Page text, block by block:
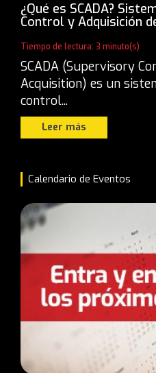
¿Qué es SCADA?
Control y Adquisición
Tiempo de lectura: 3 minuto(s)
SCADA (Supervisory
Acquisition) es un
control...
Leer más
Calendario de Eventos